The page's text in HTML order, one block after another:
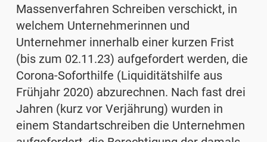
Massenverfahren Schreiben verschickt, in
welchem Unternehmerinnen und
Unternehmer innerhalb einer kurzen Frist
(bis zum 02.11.23) aufgefordert werden, die
Corona-Soforthilfe (Liquiditätshilfe aus
Frühjahr 2020) abzurechnen. Nach fast drei
Jahren (kurz vor Verjährung) wurden in
einem Standartschreiben die Unternehmen